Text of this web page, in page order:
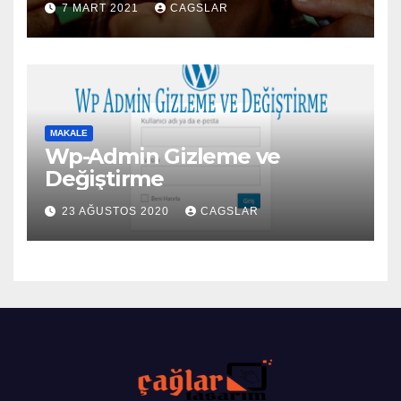
7 MART 2021 CAGSLAR
MAKALE
Wp-Admin Gizleme ve
Değiştirme
23 AĞUSTOS 2020 CAGSLAR